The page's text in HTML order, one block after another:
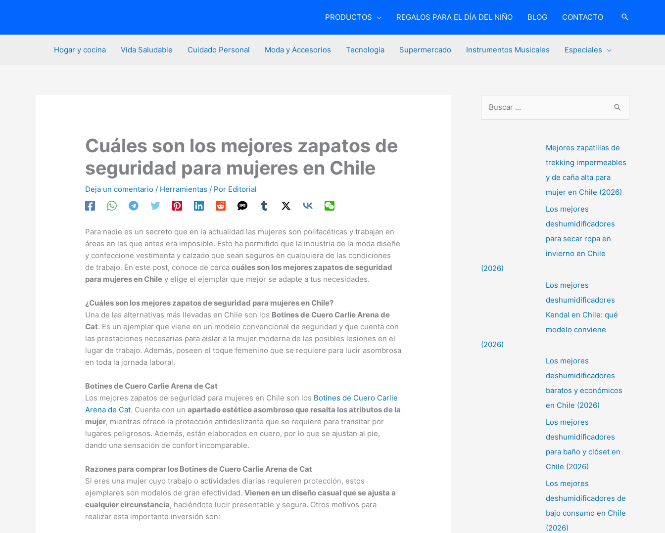
PRODUCTOS REGALOS PARA EL DÍA DEL NIÑO BLOG CONTACTO
Hogar y cocina Vida Saludable Cuidado Personal Moda y Accesorios Tecnologia Supermercado Instrumentos Musicales Especiales
Cuáles son los mejores zapatos de
seguridad para mujeres en Chile
Deja un comentario / Herramientas / Por Editorial
Para nadie es un secreto que en la actualidad las mujeres son polifacéticas y trabajan en
áreas en las que antes era imposible. Esto ha permitido que la industria de la moda diseñe
y confeccione vestimenta y calzado que sean seguros en cualquiera de las condiciones
de trabajo. En este post, conoce de cercacuáles son los mejores zapatos de seguridad
para mujeres en Chile y elige el ejemplar que mejor se adapte a tus necesidades.
¿Cuáles son los mejores zapatos de seguridad para mujeres en Chile?
Una de las alternativas más llevadas en Chile son los Botines de Cuero Carlie Arena de
Cat. Es un ejemplar que viene en un modelo convencional de seguridad y que cuenta con
las prestaciones necesarias para aislar a la mujer moderna de las posibles lesiones en el
lugar de trabajo. Además, poseen el toque femenino que se requiere para lucir asombrosa
en toda la jornada laboral.
Botines de Cuero Carlie Arena de Cat
Los mejores zapatos de seguridad para mujeres en Chile son los Botines de Cuero Carlie
Arena de Cat. Cuenta con unapartado estético asombroso que resalta los atributos de la
mujer, mientras ofrece la protección antideslizante que se requiere para transitar por
lugares peligrosos. Además, están elaborados en cuero, por lo que se ajustan al pie,
dando una sensación de confort incomparable.
Razones para comprar los Botines de Cuero Carlie Arena de Cat
Si eres una mujer cuyo trabajo o actividades diarias requieren protección, estos
ejemplares son modelos de gran efectividad.Vienen en un diseño casual que se ajusta a
cualquier circunstancia, haciéndote lucir presentable y segura. Otros motivos para
realizar esta importante inversión son:
Mejores zapatillas de
trekking impermeables
y de caña alta para
mujer en Chile (2026)
Los mejores
deshumidificadores
para secar ropa en
invierno en Chile
(2026)
Los mejores
deshumidificadores
Kendal en Chile: qué
modelo conviene
(2026)
Los mejores
deshumidificadores
baratos y económicos
en Chile (2026)
Los mejores
deshumidificadores
para baño y clóset en
Chile (2026)
Los mejores
deshumidificadores de
bajo consumo en Chile
(2026)